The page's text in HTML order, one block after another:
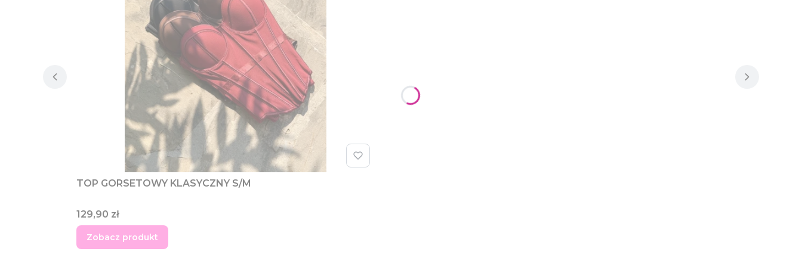
TOP GORSETOWY KLASYCZNY S/M
Cena
129,90 zł
Zobacz produkt